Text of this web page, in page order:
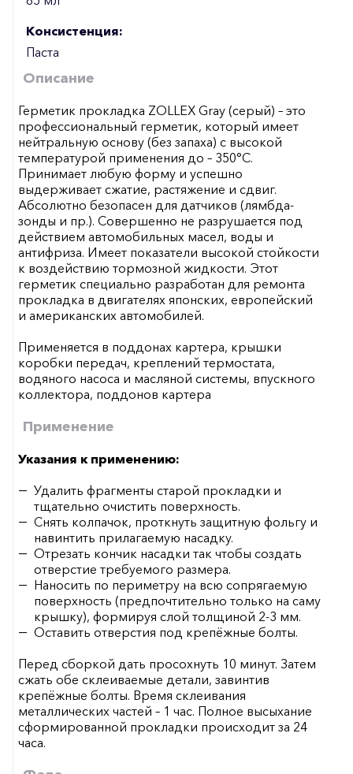
Консистенция:
Паста
Описание
Герметик прокладка ZOLLEX Gray (серый) – это
профессиональный герметик, который имеет
нейтральную основу (без запаха) с высокой
температурой применения до – 350°С.
Принимает любую форму и успешно
выдерживает сжатие, растяжение и сдвиг.
Абсолютно безопасен для датчиков (лямбда-
зонды и пр.). Совершенно не разрушается под
действием автомобильных масел, воды и
антифриза. Имеет показатели высокой стойкости
к воздействию тормозной жидкости. Этот
герметик специально разработан для ремонта
прокладка в двигателях японских, европейский
и американских автомобилей.
Применяется в поддонах картера, крышки
коробки передач, креплений термостата,
водяного насоса и масляной системы, впускного
коллектора, поддонов картера
Применение
Указания к применению:
Удалить фрагменты старой прокладки и
тщательно очистить поверхность.
Снять колпачок, проткнуть защитную фольгу и
навинтить прилагаемую насадку.
Отрезать кончик насадки так чтобы создать
отверстие требуемого размера.
Наносить по периметру на всю сопрягаемую
поверхность (предпочтительно только на саму
крышку), формируя слой толщиной 2-3 мм.
Оставить отверстия под крепёжные болты.
Перед сборкой дать просохнуть 10 минут. Затем
сжать обе склеиваемые детали, завинтив
крепёжные болты. Время склеивания
металлических частей – 1 час. Полное высыхание
сформированной прокладки происходит за 24
часа.